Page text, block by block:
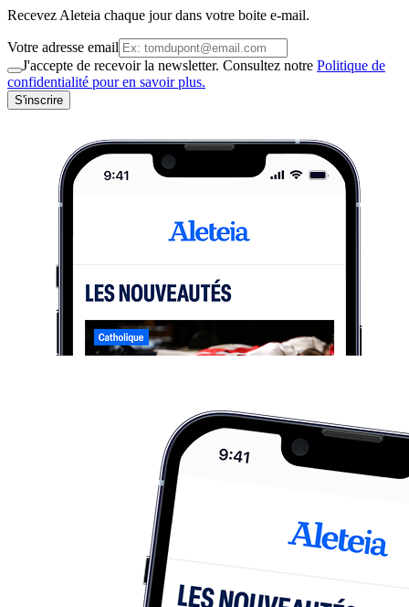
Recevez Aleteia chaque jour dans votre boite e-mail.
Votre adresse email
J'accepte de recevoir la newsletter. Consultez notre Politique de
confidentialité pour en savoir plus.
S'inscrire